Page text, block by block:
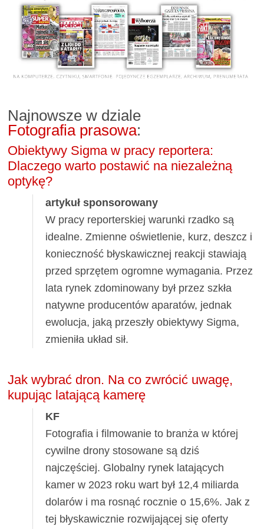
Najnowsze w dziale
Fotografia prasowa:
Obiektywy Sigma w pracy reportera:
Dlaczego warto postawić na niezależną
optykę?
artykuł sponsorowany
W pracy reporterskiej warunki rzadko są
idealne. Zmienne oświetlenie, kurz, deszcz i
konieczność błyskawicznej reakcji stawiają
przed sprzętem ogromne wymagania. Przez
lata rynek zdominowany był przez szkła
natywne producentów aparatów, jednak
ewolucja, jaką przeszły obiektywy Sigma,
zmieniła układ sił.
Jak wybrać dron. Na co zwrócić uwagę,
kupując latającą kamerę
KF
Fotografia i filmowanie to branża w której
cywilne drony stosowane są dziś
najczęściej. Globalny rynek latających
kamer w 2023 roku wart był 12,4 miliarda
dolarów i ma rosnąć rocznie o 15,6%. Jak z
tej błyskawicznie rozwijającej się oferty